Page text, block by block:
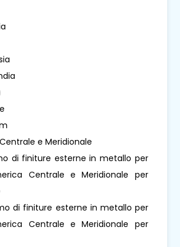
e Meridionale
di finiture esterne in metallo per
Centrale e Meridionale per
di finiture esterne in metallo per
Centrale e Meridionale per